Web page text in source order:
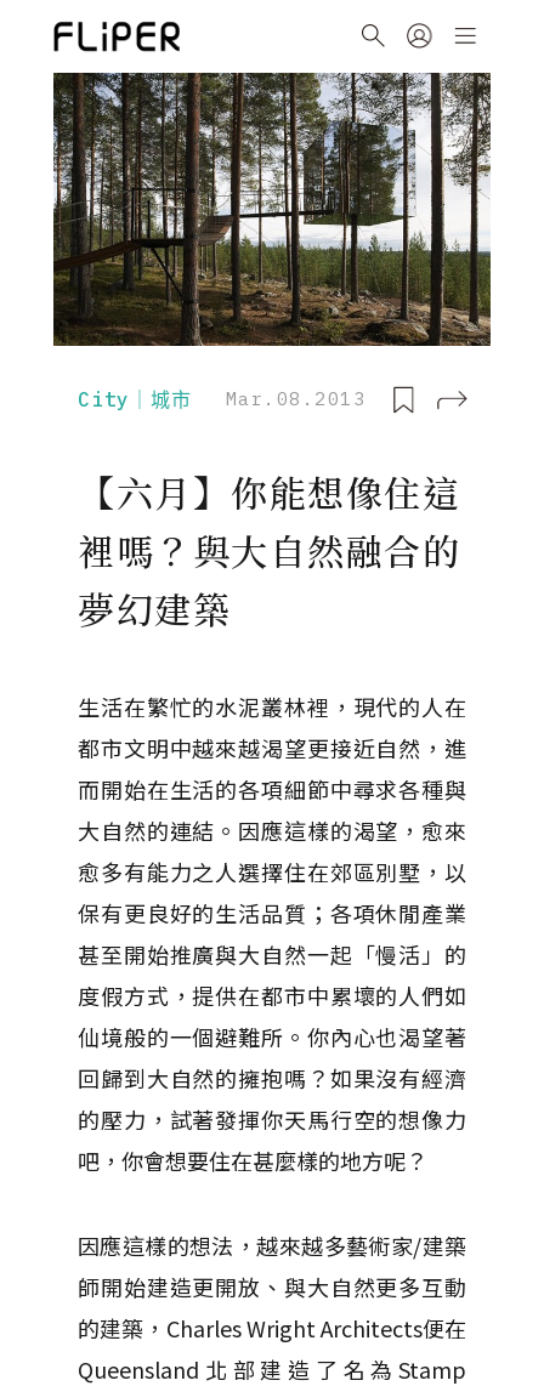
City｜城市 Mar.08.2013
【六月】你能想像住這
裡嗎？與大自然融合的
夢幻建築
生活在繁忙的水泥叢林裡，現代的人在
都市文明中越來越渴望更接近自然，進
而開始在生活的各項細節中尋求各種與
大自然的連結。因應這樣的渴望，愈來
愈多有能力之人選擇住在郊區別墅，以
保有更良好的生活品質；各項休閒產業
甚至開始推廣與大自然一起「慢活」的
度假方式，提供在都市中累壞的人們如
仙境般的一個避難所。你內心也渴望著
回歸到大自然的擁抱嗎？如果沒有經濟
的壓力，試著發揮你天馬行空的想像力
吧，你會想要住在甚麼樣的地方呢？
因應這樣的想法，越來越多藝術家/建築
師開始建造更開放、與大自然更多互動
的建築，Charles Wright Architects便在
Queensland北部建造了名為Stamp